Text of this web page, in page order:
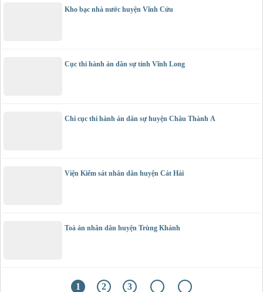
Kho bạc nhà nước huyện Vĩnh Cửu
Cục thi hành án dân sự tỉnh Vĩnh Long
Chi cục thi hành án dân sự huyện Châu Thành A
Viện Kiểm sát nhân dân huyện Cát Hải
Toà án nhân dân huyện Trùng Khánh
1 2 3